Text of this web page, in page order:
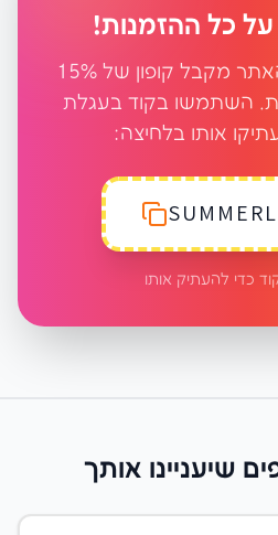
כל מי שסוגר דרך האתר מקבל קופון של 15%
השתמשו בקוד בעגלת
אותו בלחיצה:
כדי להעתיק אותו
שיעניינו אותך